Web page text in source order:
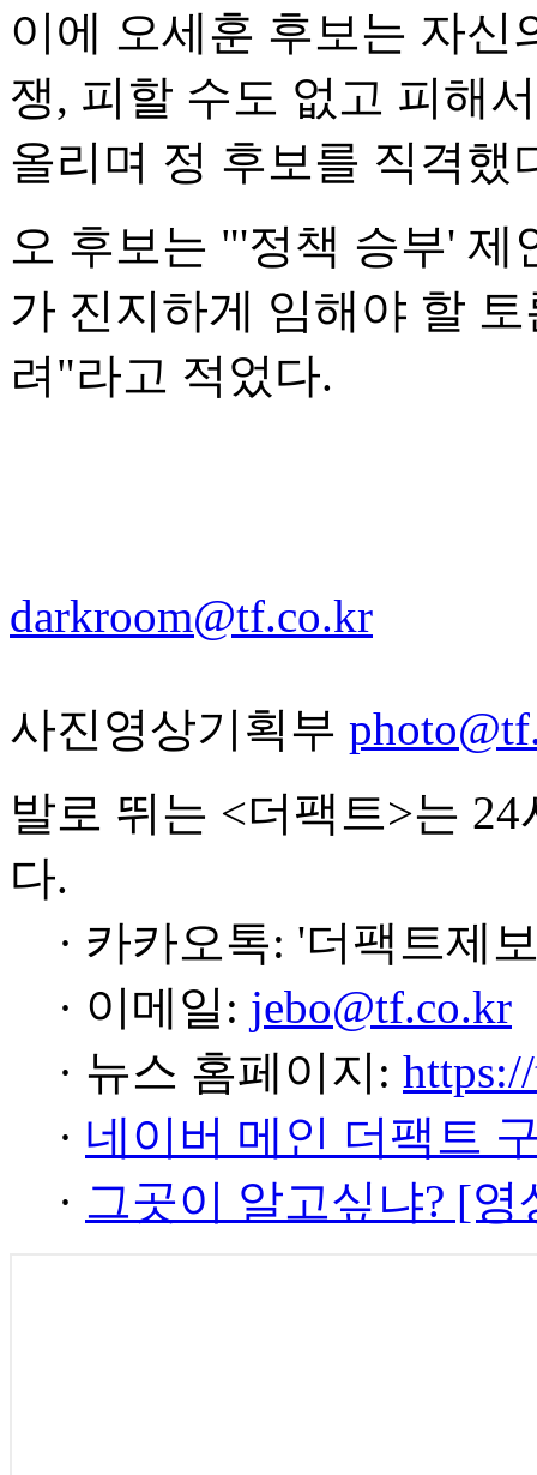
이에 오세훈 후보는 자신
쟁, 피할 수도 없고 피해
올리며 정 후보를 직격했
오 후보는 "'정책 승부'
가 진지하게 임해야 할
려"라고 적었다.
darkroom@tf.co.kr
사진영상기획부
발로 뛰는 <더팩트>는
다.
· 카카오톡: '더팩트제
· 이메일: jebo@tf.co.kr
· 뉴스 홈페이지:
· 네이버 메인 더팩트
· 그곳이 알고싶냐? [